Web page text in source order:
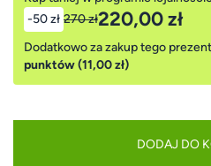
-50 zł 270 zł220,00 zł
Dodatkowo za zakup tego
punktów (11,00 zł)
DODAJ DO